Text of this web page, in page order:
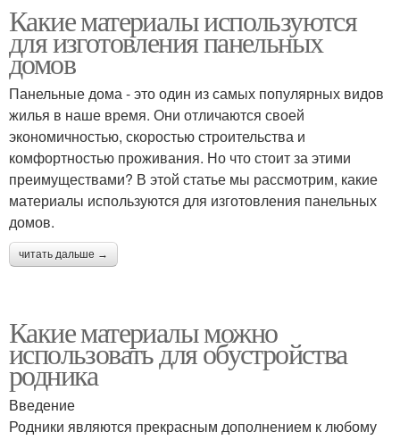
Какие материалы используются
для изготовления панельных
домов
Панельные дома - это один из самых популярных видов
жилья в наше время. Они отличаются своей
экономичностью, скоростью строительства и
комфортностью проживания. Но что стоит за этими
преимуществами? В этой статье мы рассмотрим, какие
материалы используются для изготовления панельных
домов.
читать дальше →
Какие материалы можно
использовать для обустройства
родника
Введение
Родники являются прекрасным дополнением к любому